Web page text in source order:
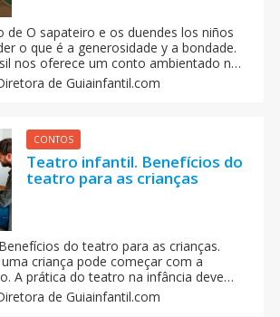
de O sapateiro e os duendes los niños
o que é a generosidade y a bondade.
nos oferece um conto ambientado na
fala de valores como o
generosidade e a bondad, grandes
de Guiainfantil.com
CONTOS
Teatro infantil. Benefícios do
teatro para as crianças
do teatro para as crianças.
criança pode começar com a
A prática do teatro na infância deve
criança se divirta, invente e interprete
e faça amigos.
de Guiainfantil.com